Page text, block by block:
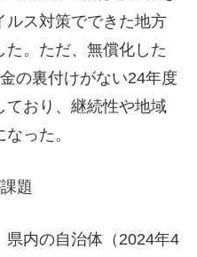
ルス対策でできた地方
。ただ、無償化した
の裏付けがない24年度
ており、継続性や地域
った。
題
内の自治体（2024年4